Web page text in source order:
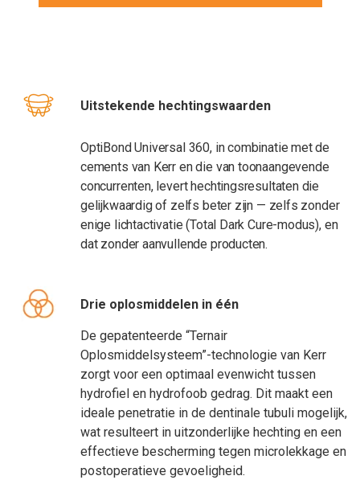
Uitstekende hechtingswaarden
OptiBond Universal 360, in combinatie met de
cements van Kerr en die van toonaangevende
concurrenten, levert hechtingsresultaten die
gelijkwaardig of zelfs beter zijn — zelfs zonder
enige lichtactivatie (Total Dark Cure-modus), en
dat zonder aanvullende producten.
Drie oplosmiddelen in één
De gepatenteerde “Ternair
Oplosmiddelsysteem”-technologie van Kerr
zorgt voor een optimaal evenwicht tussen
hydrofiel en hydrofoob gedrag. Dit maakt een
ideale penetratie in de dentinale tubuli mogelijk,
wat resulteert in uitzonderlijke hechting en een
effectieve bescherming tegen microlekkage en
postoperatieve gevoeligheid.